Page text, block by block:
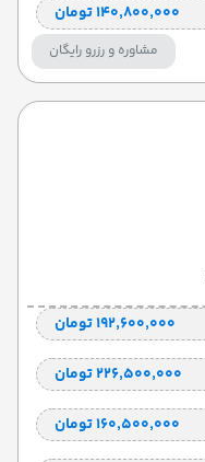
۱۴۰٬۸۰۰٬۰۰۰ تومان
مشاوره و رزرو رایگان
۱۹۲٬۶۰۰٬۰۰۰ تومان
۲۲۶٬۵۰۰٬۰۰۰ تومان
۱۶۰٬۵۰۰٬۰۰۰ تومان